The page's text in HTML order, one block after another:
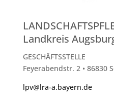
Landkreis
GESCHÄFTSSTELLE
Feyerabendstr. 2 • 86830
lpv@lra-a.bayern.de